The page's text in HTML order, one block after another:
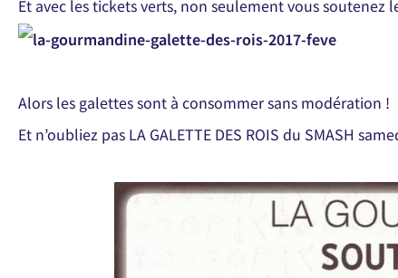
Et avec les tickets verts, non seulement vous soutenez
Alors les galettes sont à consommer sans modération !
Et n’oubliez pas LA GALETTE DES ROIS du SMASH